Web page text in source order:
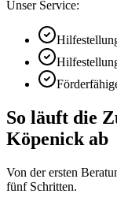
Unser Service:
So läuft die
Köpenick ab
Von der ersten
fünf Schritten.